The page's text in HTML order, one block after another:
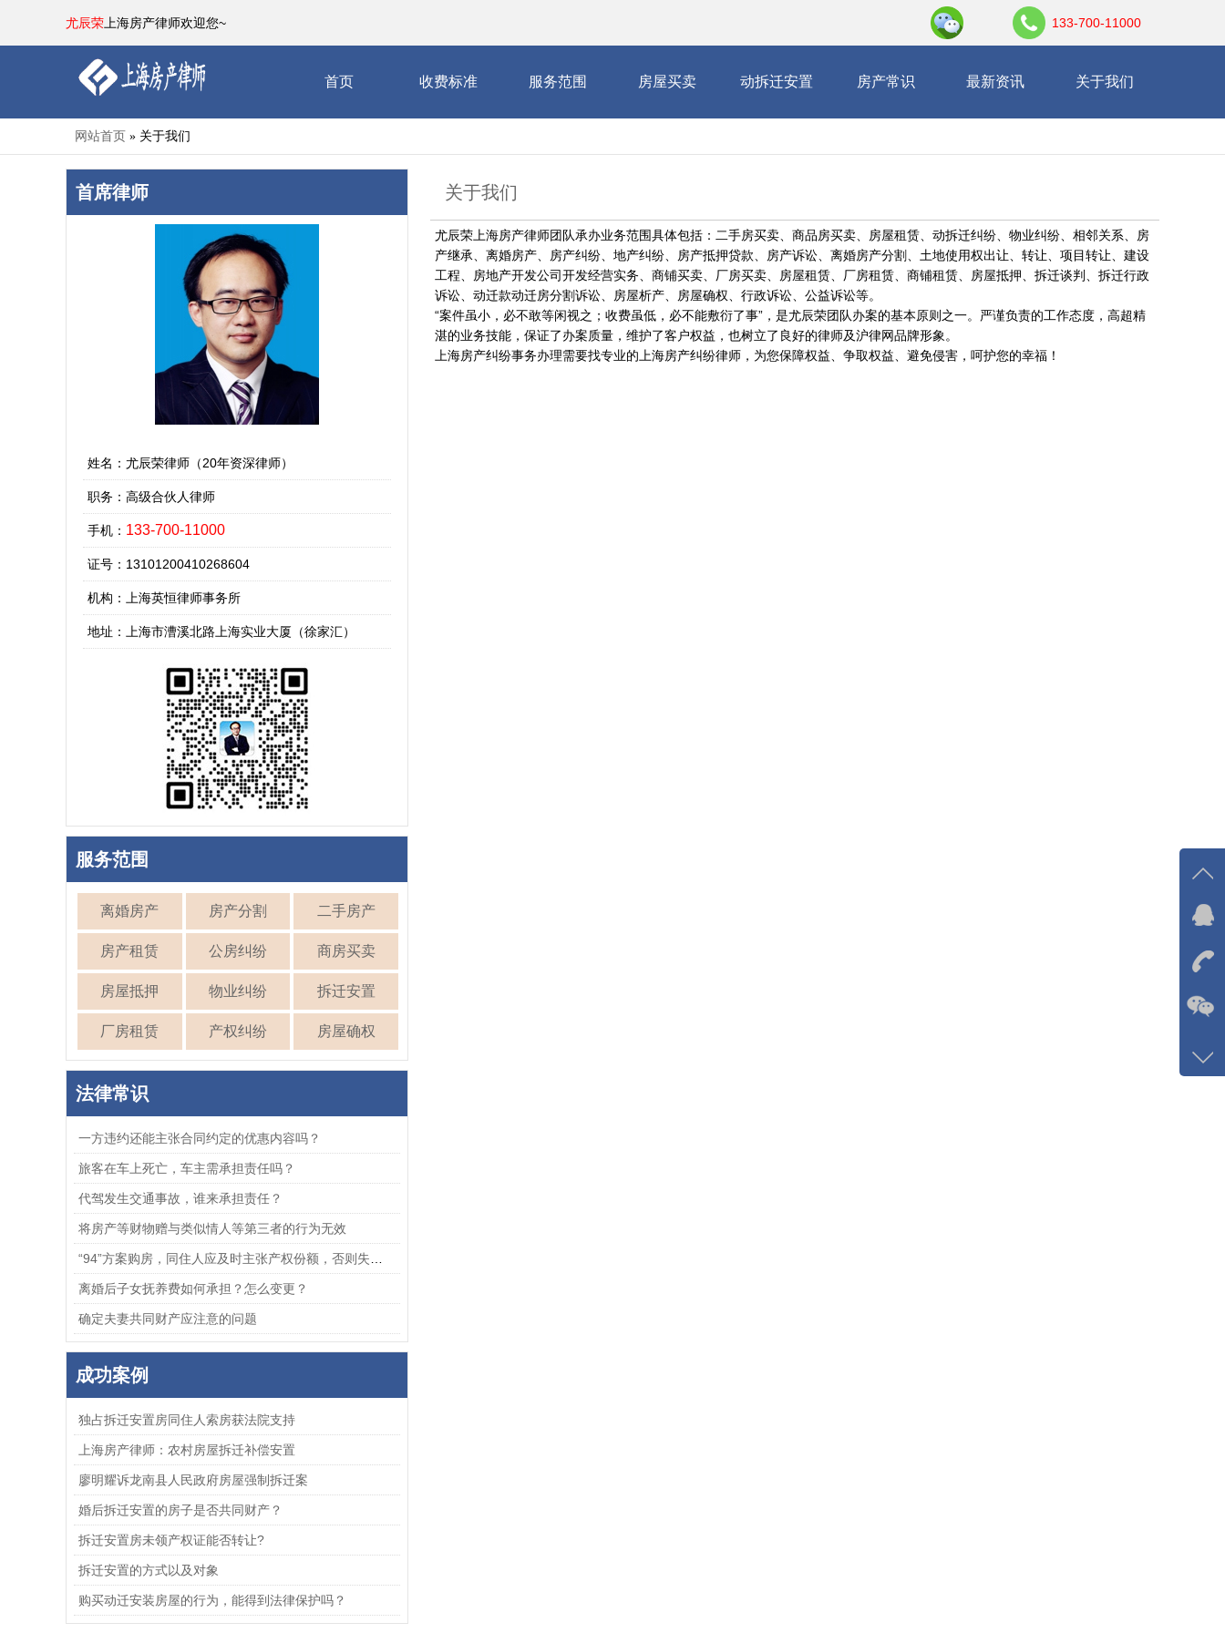
尤辰荣 上海房产律师欢迎您~ 133-700-11000
首页 收费标准 服务范围 房屋买卖 动拆迁安置 房产常识 最新资讯 关于我们
网站首页 » 关于我们
首席律师
姓名：尤辰荣律师（20年资深律师）
职务：高级合伙人律师
手机： 133-700-11000
证号：13101200410268604
机构：上海英恒律师事务所
地址：上海市漕溪北路上海实业大厦（徐家汇）
服务范围
离婚房产 房产分割 二手房产
房产租赁 公房纠纷 商房买卖
房屋抵押 物业纠纷 拆迁安置
厂房租赁 产权纠纷 房屋确权
法律常识
一方违约还能主张合同约定的优惠内容吗？
旅客在车上死亡，车主需承担责任吗？
代驾发生交通事故，谁来承担责任？
将房产等财物赠与类似情人等第三者的行为无效
离婚后子女抚养费如何承担？怎么变更？
确定夫妻共同财产应注意的问题
成功案例
独占拆迁安置房同住人索房获法院支持
上海房产律师：农村房屋拆迁补偿安置
廖明耀诉龙南县人民政府房屋强制拆迁案
婚后拆迁安置的房子是否共同财产？
拆迁安置房未领产权证能否转让?
拆迁安置的方式以及对象
购买动迁安装房屋的行为，能得到法律保护吗？
关于我们
尤辰荣上海房产律师团队承办业务范围具体包括：二手房买卖、商品房买卖、房屋租赁、动拆迁纠纷、物业纠纷、相邻关系、房
产继承、离婚房产、房产纠纷、地产纠纷、房产抵押贷款、房产诉讼、离婚房产分割、土地使用权出让、转让、项目转让、建设
工程、房地产开发公司开发经营实务、商铺买卖、厂房买卖、房屋租赁、厂房租赁、商铺租赁、房屋抵押、拆迁谈判、拆迁行政
诉讼、动迁款动迁房分割诉讼、房屋析产、房屋确权、行政诉讼、公益诉讼等。
“案件虽小，必不敢等闲视之；收费虽低，必不能敷衍了事”，是尤辰荣团队办案的基本原则之一。严谨负责的工作态度，高超精
湛的业务技能，保证了办案质量，维护了客户权益，也树立了良好的律师及沪律网品牌形象。
上海房产纠纷事务办理需要找专业的上海房产纠纷律师，为您保障权益、争取权益、避免侵害，呵护您的幸福！
在线
我
133-